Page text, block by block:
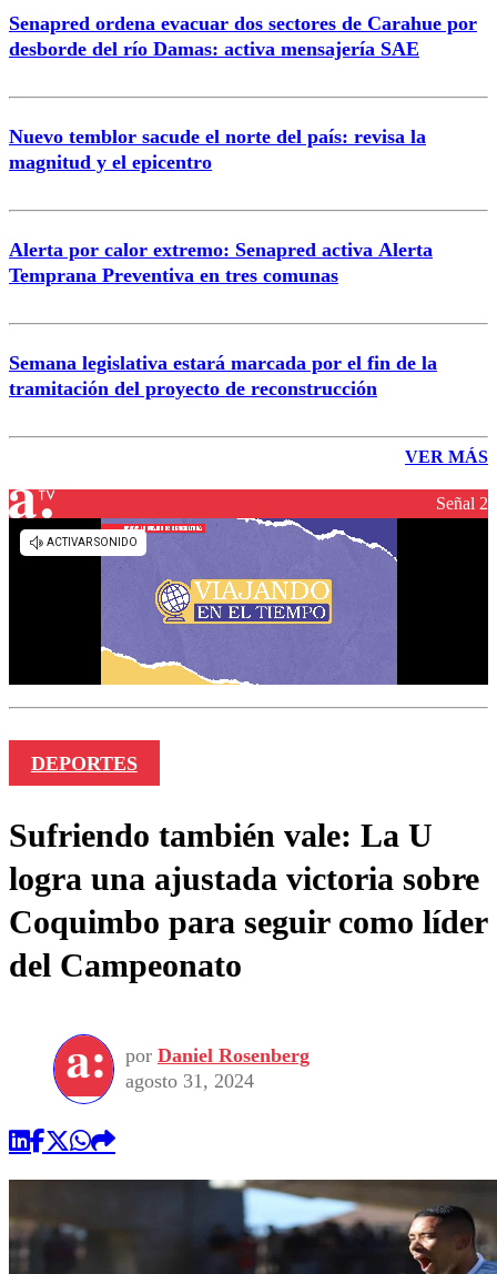
Senapred ordena evacuar dos sectores de Carahue por
desborde del río Damas: activa mensajería SAE
Nuevo temblor sacude el norte del país: revisa la
magnitud y el epicentro
Alerta por calor extremo: Senapred activa Alerta
Temprana Preventiva en tres comunas
Semana legislativa estará marcada por el fin de la
tramitación del proyecto de reconstrucción
VER MÁS
Señal 2
DEPORTES
Sufriendo también vale: La U
logra una ajustada victoria sobre
Coquimbo para seguir como líder
del Campeonato
por Daniel Rosenberg
agosto 31, 2024